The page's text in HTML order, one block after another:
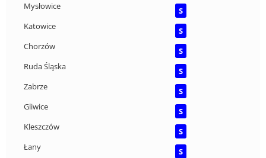
Mysłowice
S
Katowice
S
Chorzów
S
Ruda Śląska
S
Zabrze
S
Gliwice
S
Kleszczów
S
Łany
S